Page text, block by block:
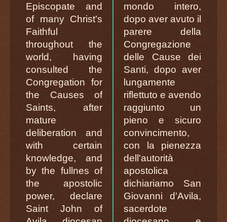
Episcopate and
of many Christ's
Faithful
throughout the
world, having
consulted the
Congregation for
the Causes of
Saints, after
mature
deliberation and
with certain
knowledge, and
by the fullnes of
the apostolic
power, declare
Saint John of
mondo intero,
dopo aver avuto il
parere della
Congregazione
delle Cause dei
Santi, dopo aver
lungamente
riflettuto e avendo
raggiunto un
pieno e sicuro
convincimento,
con la pienezza
dell'autorità
apostolica
dichiariamo San
Giovanni d'Avila,
sacerdote